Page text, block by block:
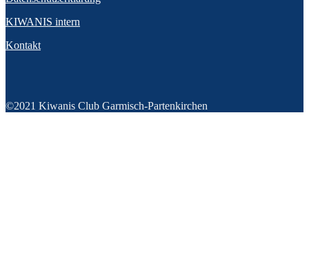
KIWANIS intern
Kontakt
©2021 Kiwanis Club Garmisch-Partenkirchen